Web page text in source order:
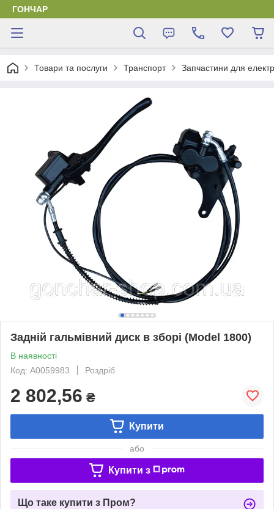
ГОНЧАР
Товари та послуги Транспорт Запчастини для
Задній гальмівний диск в зборі (Model 1800)
В наявності
Код: А0059983
Роздріб
2 802,56 ₴
Купити
або
Купити з
Що таке купити з Пром?